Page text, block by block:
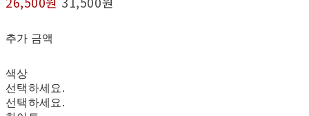
추가 금액
색상
선택하세요.
선택하세요.